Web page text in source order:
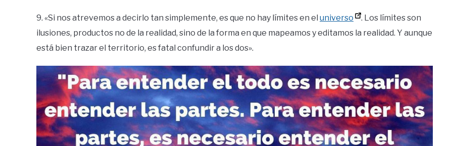
9. «Si nos atrevemos a decirlo tan simplemente, es que no hay límites en el universo
. Los límites son
ilusiones, productos no de la realidad, sino de la forma en que mapeamos y editamos la realidad. Y aunque
está bien trazar el territorio, es fatal confundir a los dos».